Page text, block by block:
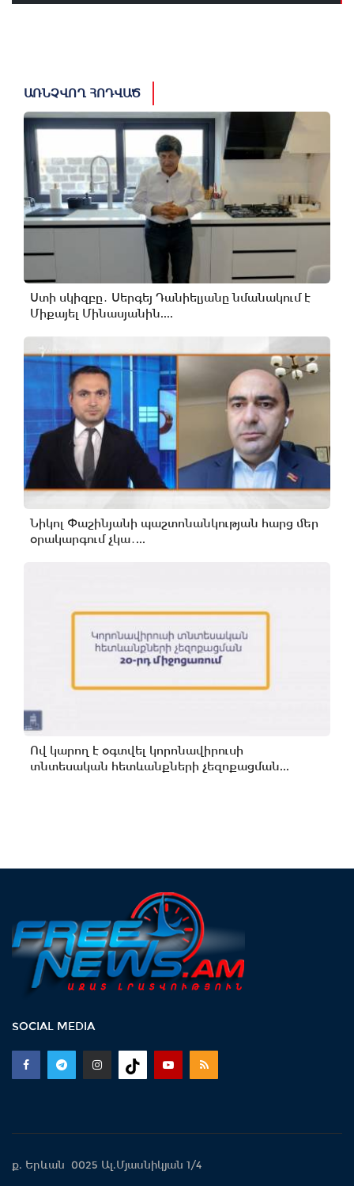
ԱՌՆՉՎՈՂ ՀՈԴՎԱԾ
Ստի սկիզբը․ Սերգեյ Դանիելյանը նմանակում է
Միքայել Մինասյանին....
Նիկոլ Փաշինյանի պաշտոնանկության հարց մեր
օրակարգում չկա․...
Ով կարող է օգտվել կորոնավիրուսի
տնտեսական հետևանքների չեզոքացման...
SOCIAL MEDIA
ք. Երևան 0025 Ալ.Մյասնիկյան 1/4